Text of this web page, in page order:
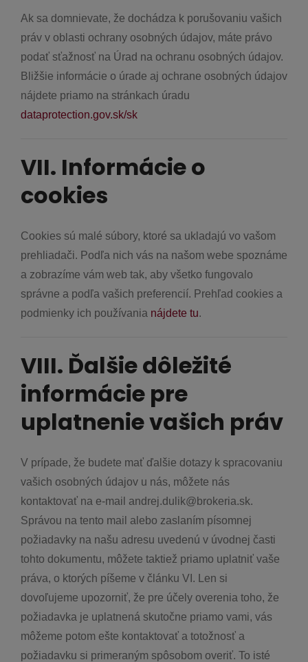
Ak sa domnievate, že dochádza k porušovaniu vašich
práv v oblasti ochrany osobných údajov, máte právo
podať sťažnosť na Úrad na ochranu osobných údajov.
Bližšie informácie o úrade aj ochrane osobných údajov
nájdete priamo na stránkach úradu
dataprotection.gov.sk/sk
VII. Informácie o
cookies
Cookies sú malé súbory, ktoré sa ukladajú vo vašom
prehliadači. Podľa nich vás na našom webe spoznáme
a zobrazíme vám web tak, aby všetko fungovalo
správne a podľa vašich preferencií. Prehľad cookies a
podmienky ich používania nájdete tu.
VIII. Ďalšie dôležité
informácie pre
uplatnenie vašich práv
V prípade, že budete mať ďalšie dotazy k spracovaniu
vašich osobných údajov u nás, môžete nás
kontaktovať na e-mail andrej.dulik@brokeria.sk.
Správou na tento mail alebo zaslaním písomnej
požiadavky na našu adresu uvedenú v úvodnej časti
tohto dokumentu, môžete taktiež priamo uplatniť vaše
práva, o ktorých píšeme v článku VI. Len si
dovoľujeme upozorniť, že pre účely overenia toho, že
požiadavka je uplatnená skutočne priamo vami, vás
môžeme potom ešte kontaktovať a totožnosť a
požiadavku si primeraným spôsobom overiť. To isté